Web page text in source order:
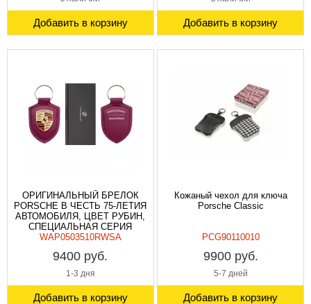
Добавить в корзину Добавить в корзину
ОРИГИНАЛЬНЫЙ БРЕЛОК
PORSCHE В ЧЕСТЬ 75-ЛЕТИЯ
АВТОМОБИЛЯ, ЦВЕТ РУБИН,
СПЕЦИАЛЬНАЯ СЕРИЯ
WAP0503510RWSA
9400 руб.
1-3 дня
Добавить в корзину
Кожаный чехол для ключа
Porsche Classic
PCG90110010
9900 руб.
5-7 дней
Добавить в корзину